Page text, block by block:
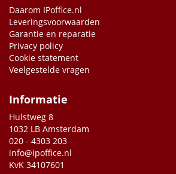
Daarom IPoffice.nl
Leveringsvoorwaarden
Garantie en reparatie
Privacy policy
Cookie statement
Veelgestelde vragen
Informatie
Hulstweg 8
1032 LB Amsterdam
020 - 4303 203
info@ipoffice.nl
KvK 34107601